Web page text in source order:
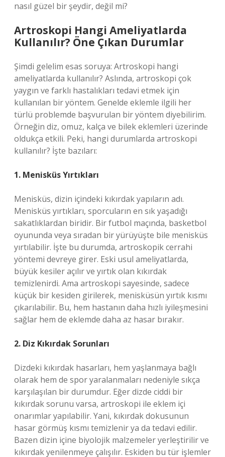
nasıl güzel bir şeydir, değil mi?
Artroskopi Hangi Ameliyatlarda
Kullanılır? Öne Çıkan Durumlar
Şimdi gelelim esas soruya: Artroskopi hangi
ameliyatlarda kullanılır? Aslında, artroskopi çok
yaygın ve farklı hastalıkları tedavi etmek için
kullanılan bir yöntem. Genelde eklemle ilgili her
türlü problemde başvurulan bir yöntem diyebilirim.
Örneğin diz, omuz, kalça ve bilek eklemleri üzerinde
oldukça etkili. Peki, hangi durumlarda artroskopi
kullanılır? İşte bazıları:
1. Menisküs Yırtıkları
Menisküs, dizin içindeki kıkırdak yapıların adı.
Menisküs yırtıkları, sporcuların en sık yaşadığı
sakatlıklardan biridir. Bir futbol maçında, basketbol
oyununda veya sıradan bir yürüyüşte bile menisküs
yırtılabilir. İşte bu durumda, artroskopik cerrahi
yöntemi devreye girer. Eski usul ameliyatlarda,
büyük kesiler açılır ve yırtık olan kıkırdak
temizlenirdi. Ama artroskopi sayesinde, sadece
küçük bir kesiden girilerek, menisküsün yırtık kısmı
çıkarılabilir. Bu, hem hastanın daha hızlı iyileşmesini
sağlar hem de eklemde daha az hasar bırakır.
2. Diz Kıkırdak Sorunları
Dizdeki kıkırdak hasarları, hem yaşlanmaya bağlı
olarak hem de spor yaralanmaları nedeniyle sıkça
karşılaşılan bir durumdur. Eğer dizde ciddi bir
kıkırdak sorunu varsa, artroskopi ile eklem içi
onarımlar yapılabilir. Yani, kıkırdak dokusunun
hasar görmüş kısmı temizlenir ya da tedavi edilir.
Bazen dizin içine biyolojik malzemeler yerleştirilir ve
kıkırdak yenilenmeye çalışılır. Eskiden bu tür işlemler